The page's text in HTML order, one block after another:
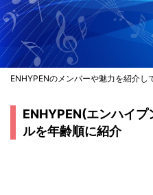
ENHYPENのメンバーや魅力を紹介し
ENHYPEN(エンハイ
ルを年齢順に紹介